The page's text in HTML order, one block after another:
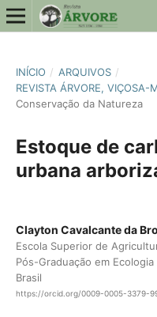
INÍCIO / ARQUIVOS /
REVISTA ÁRVORE,
Conservação da Natureza
Estoque de
urbana
Clayton Cavalcante da
Escola Superior de
Pós-Graduação em Ecologia
Brasil
https://orcid.org/0009-0005-3379-